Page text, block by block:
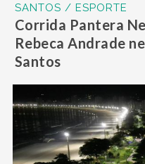
SANTOS / ESPORTE
Corrida Pantera
Rebeca Andrade
Santos